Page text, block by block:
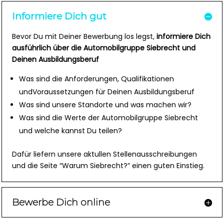
Informiere Dich gut
Bevor Du mit Deiner Bewerbung los legst, informiere Dich
ausführlich über die Automobilgruppe Siebrecht und
Deinen Ausbildungsberuf
Was sind die Anforderungen, Qualifikationen
undVoraussetzungen für Deinen Ausbildungsberuf
Was sind unsere Standorte und was machen wir?
Was sind die Werte der Automobilgruppe Siebrecht
und welche kannst Du teilen?
Dafür liefern unsere aktullen Stellenausschreibungen
und die Seite “Warum Siebrecht?” einen guten Einstieg.
Bewerbe Dich online